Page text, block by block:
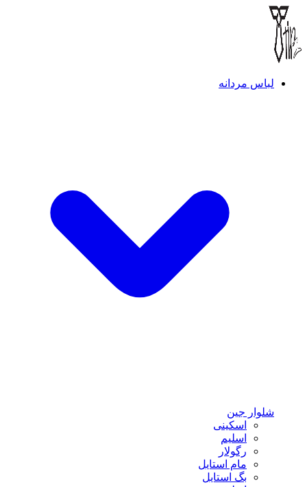
لباس مردانه
شلوار جین
اسکینی
اسلیم
رگولار
مام استایل
بگ استایل